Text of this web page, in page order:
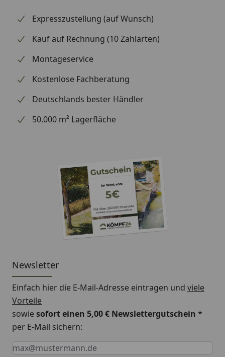
Expresszustellung (auf Wunsch)
Kauf auf Rechnung (10 Zahlarten)
Montageservice
Kostenlose Fachberatung
Deutschlands bester Händler
50.000 m² Lagerfläche
Newsletter
Einfach hier die E-Mail-Adresse eintragen und viele
Vorteile
sowiesofort einen 5,00 € Newslettergutschein *
per E-Mail sichern:
Keine Eingabe erforderlich
Eingabe erforderlich
E-Mail *